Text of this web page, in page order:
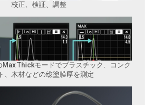
校正、検証、調整
Thickモードでプラスチック、コンク
、木材などの総塗膜厚を測定